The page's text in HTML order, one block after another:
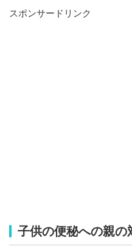
スポンサードリンク
子供の便秘への親の